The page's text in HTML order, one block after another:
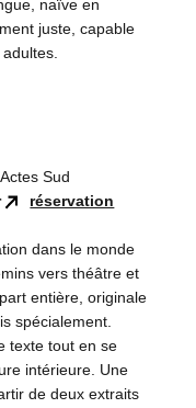
naïve en
juste, capable
Sud
réservation
dans le monde
vers théâtre et
entière, originale
spécialement.
texte tout en se
intérieure. Une
de deux extraits